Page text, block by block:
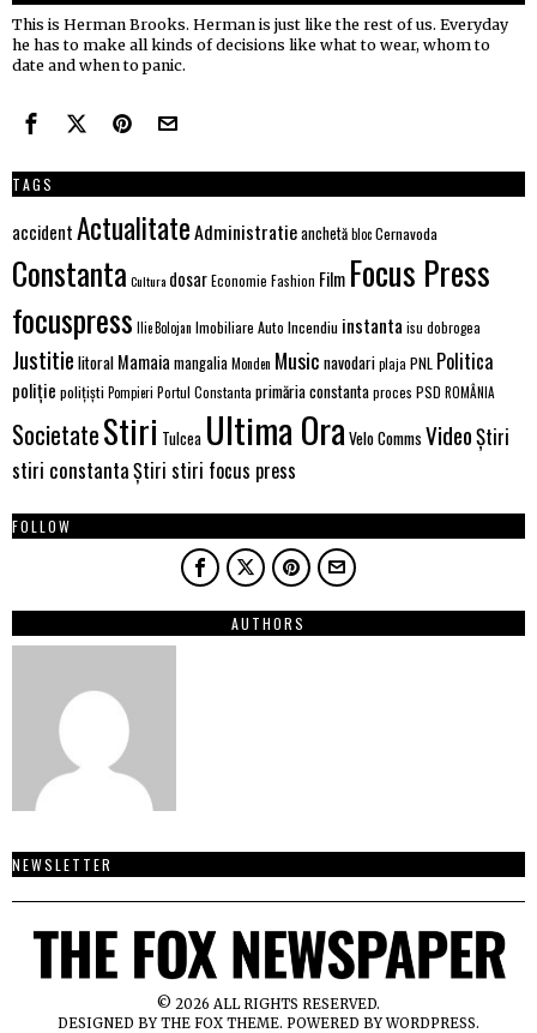
This is Herman Brooks. Herman is just like the rest of us. Everyday
he has to make all kinds of decisions like what to wear, whom to
date and when to panic.
TAGS
accidentActualitateAdministratieanchetăblocCernavoda
Constanta Cultura dosarEconomie Fashion Film Focus Press
focuspress Ilie Bolojan Imobiliare Auto Incendiu instanta isu dobrogea
Justitie litoral Mamaia mangaliaMonden Music navodariplaja PNL Politica
poliție polițiști Pompieri Portul Constanta primăria constantaproces PSD ROMÂNIA
SocietateStiri Tulcea Ultima Ora Velo Comms VideoȘtiri
stiri constantaȘtiri stiri focus press
FOLLOW
AUTHORS
NEWSLETTER
© 2026 ALL RIGHTS RESERVED.
DESIGNED BYTHE FOX THEME. POWERED BY WORDPRESS.